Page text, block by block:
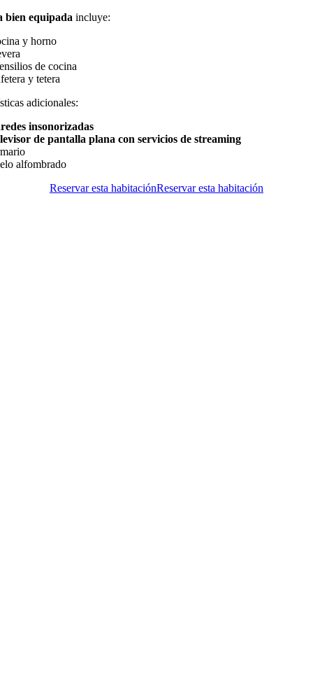
bien equipada incluye:
y horno
de cocina
y tetera
adicionales:
insonorizadas
de pantalla plana con servicios de streaming
alfombrado
Reservar esta habitaciónReservar esta habitación